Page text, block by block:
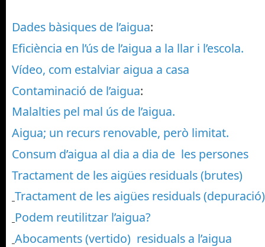
Dades bàsiques de l’aigua:
Eficiència en l’ús de l’aigua a la llar i l’escola.
Vídeo, com estalviar aigua a casa
Contaminació de l’aigua:
Malalties pel mal ús de l’aigua.
Aigua; un recurs renovable, però limitat.
Consum d’aigua al dia a dia de les persones
Tractament de les aigües residuals (brutes)
Tractament de les aigües residuals (depuració)
Podem reutilitzar l’aigua?
Abocaments (vertido) residuals a l’aigua